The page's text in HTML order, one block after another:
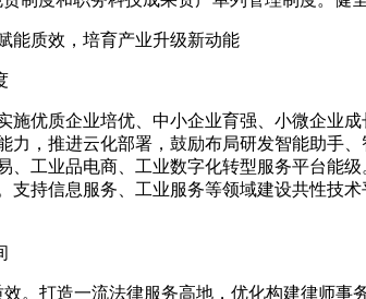
能质效，培育产业升级新动能
施优质企业培优、中小企业育强、小微企业
力，推进云化部署，鼓励布局研发智能助手
、工业品电商、工业数字化转型服务平台能
支持信息服务、工业服务等领域建设共性技
效。打造一流法律服务高地，优化构建律师